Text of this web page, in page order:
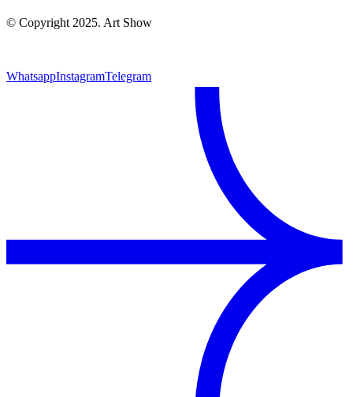
© Copyright 2025. Art Show
WhatsappInstagramTelegram